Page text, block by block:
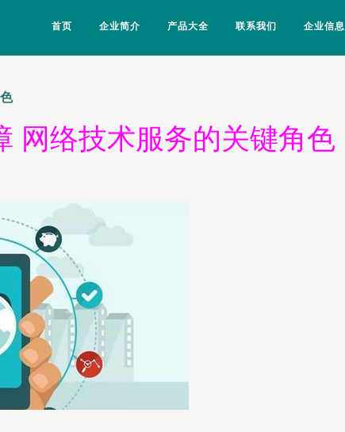
首页 企业简介 产品大全 联系我们 企业信息
网络技术服务的关键角色